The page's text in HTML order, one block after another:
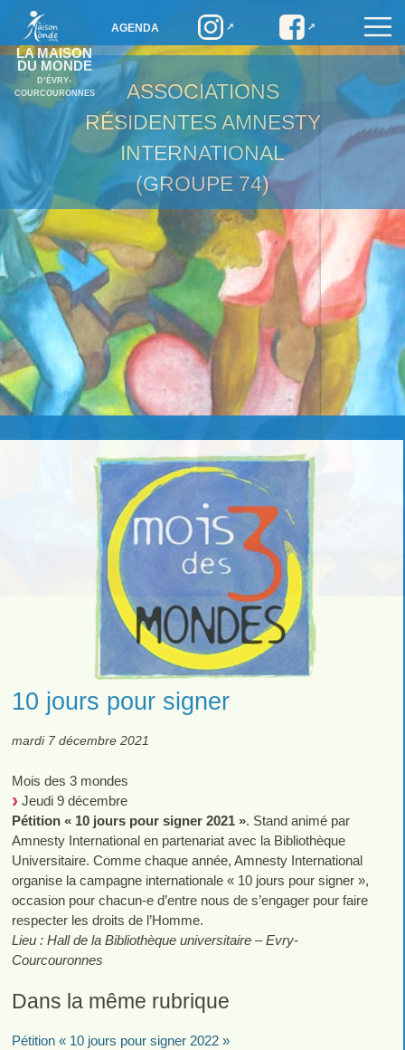
LA MAISON
DU MONDE
D’ÉVRY-
COURCOURONNES
AGENDA
ASSOCIATIONS
RÉSIDENTES AMNESTY
INTERNATIONAL
(GROUPE 74)
10 jours pour signer
mardi 7 décembre 2021
Mois des 3 mondes
Jeudi 9 décembre
Pétition « 10 jours pour signer 2021 ». Stand animé par
Amnesty International en partenariat avec la Bibliothèque
Universitaire. Comme chaque année, Amnesty International
organise la campagne internationale « 10 jours pour signer »,
occasion pour chacun-e d’entre nous de s’engager pour faire
respecter les droits de l’Homme.
Lieu : Hall de la Bibliothèque universitaire – Evry-
Courcouronnes
Dans la même rubrique
Pétition « 10 jours pour signer 2022 »